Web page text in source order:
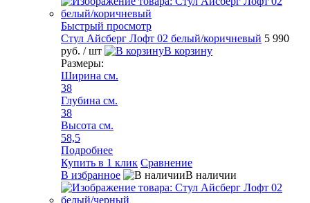
Быстрый просмотр
Стул Айсберг Лофт 02 белый/коричневый 5 990
руб. / шт
В корзину
Размеры:
Ширина см.
38
Глубина см.
38
Высота см.
58,5
Подробнее
Купить в 1 клик Сравнение
В избранное
В наличии